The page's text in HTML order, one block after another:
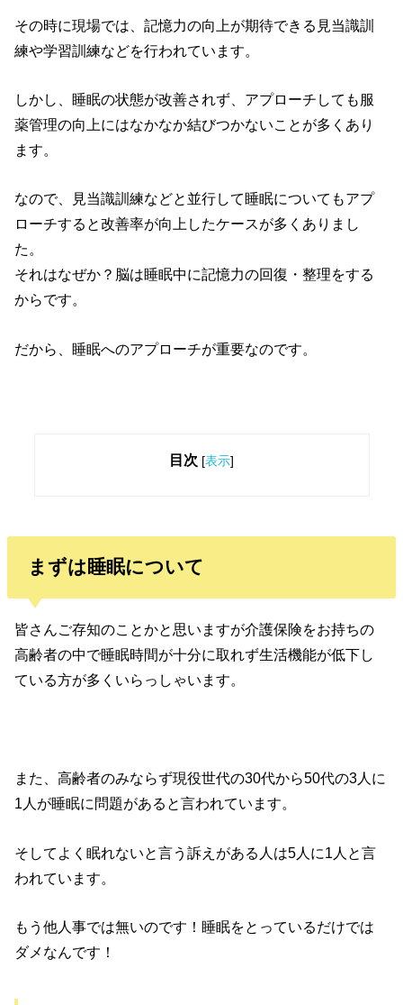
その時に現場では、記憶力の向上が期待できる見当識訓
練や学習訓練などを行われています。
しかし、睡眠の状態が改善されず、アプローチしても服
薬管理の向上にはなかなか結びつかないことが多くあり
ます。
なので、見当識訓練などと並行して睡眠についてもアプ
ローチすると改善率が向上したケースが多くありまし
た。
それはなぜか？脳は睡眠中に記憶力の回復・整理をする
からです。
だから、睡眠へのアプローチが重要なのです。
目次 [表示]
まずは睡眠について
皆さんご存知のことかと思いますが介護保険をお持ちの
高齢者の中で睡眠時間が十分に取れず生活機能が低下し
ている方が多くいらっしゃいます。
また、高齢者のみならず現役世代の30代から50代の3人に
1人が睡眠に問題があると言われています。
そしてよく眠れないと言う訴えがある人は5人に1人と言
われています。
もう他人事では無いのです！睡眠をとっているだけでは
ダメなんです！